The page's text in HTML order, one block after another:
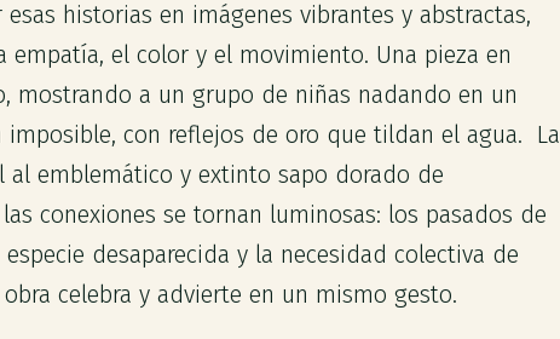
historias en imágenes vibrantes y abstractas,
el color y el movimiento. Una pieza en
mostrando a un grupo de niñas nadando en un
imposible, con reflejos de oro que tildan el agua. La
emblemático y extinto sapo dorado de
conexiones se tornan luminosas: los pasados de
desaparecida y la necesidad colectiva de
celebra y advierte en un mismo gesto.